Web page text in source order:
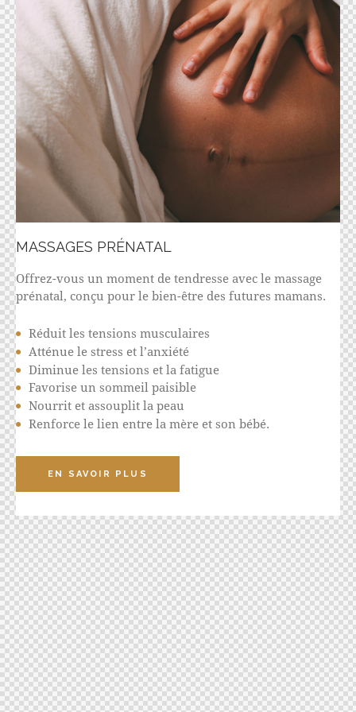
MASSAGES PRÉNATAL
Offrez-vous un moment de tendresse avec le massage
prénatal, conçu pour le bien-être des futures mamans.
Réduit les tensions musculaires
Atténue le stress et l’anxiété
Diminue les tensions et la fatigue
Favorise un sommeil paisible
Nourrit et assouplit la peau
Renforce le lien entre la mère et son bébé.
EN SAVOIR PLUS